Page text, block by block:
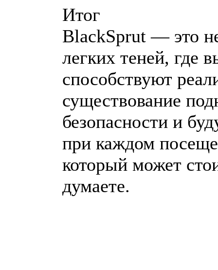
Итог
BlackSprut — это
легких теней, где
способствуют
существование
безопасности и
при каждом
который может
думаете.